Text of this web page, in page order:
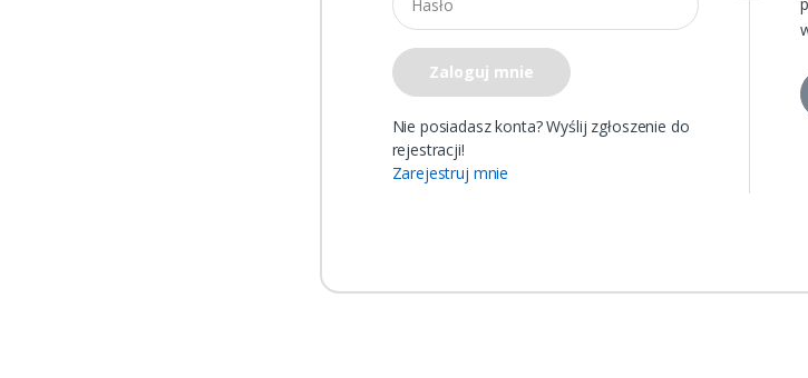
Zaloguj mnie
Nie posiadasz konta? Wyślij zgłoszenie do
rejestracji!
Zarejestruj mnie